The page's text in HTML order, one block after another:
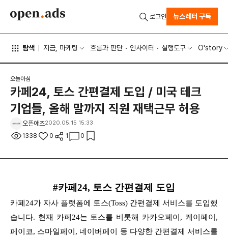
탐색 지금, 마케팅 흐름과 판단 인사이터 실행도구 O'story
로그인 뉴스레터 구독
오늘아침
카페24, 토스 간편결제 도입 / 미국 테크
기업들, 올해 말까지 직원 재택근무 허용
오픈애즈2020.05.15 15:33
1338 0 1 0
#카페24, 토스 간편결제 도입
카페24가 자사 플랫폼에 토스(Toss) 간편결제 서비스를 도입했
습니다. 현재 카페24는 토스를 비롯해 카카오페이, 케이페이,
페이코, 스마일페이, 네이버페이 등 다양한 간편결제 서비스를